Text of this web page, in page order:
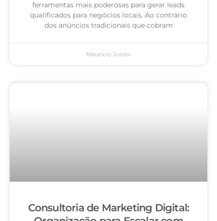
ferramentas mais poderosas para gerar leads
qualificados para negócios locais. Ao contrário
dos anúncios tradicionais que cobram
Mauricio Junior
Consultoria de Marketing Digital: